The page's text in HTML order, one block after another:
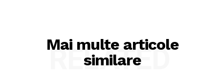
Mai multe articole
similare
RELATED